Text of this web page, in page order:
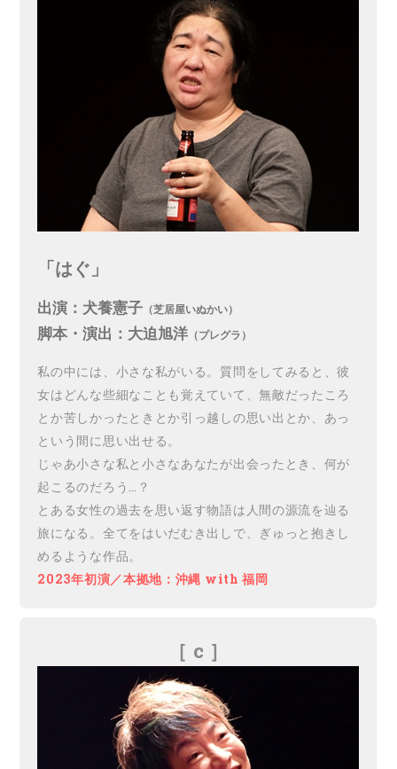
「はぐ」
出演：犬養憲子 （芝居屋いぬかい）
脚本・演出：大迫旭洋 （プレグラ）
私の中には、小さな私がいる。質問をしてみると、彼
女はどんな些細なことも覚えていて、無敵だったころ
とか苦しかったときとか引っ越しの思い出とか、あっ
という間に思い出せる。
じゃあ小さな私と小さなあなたが出会ったとき、何が
起こるのだろう…？
とある女性の過去を思い返す物語は人間の源流を辿る
旅になる。全てをはいだむき出しで、ぎゅっと抱きし
めるような作品。
2023年初演／本拠地：沖縄 with 福岡
［ c ］